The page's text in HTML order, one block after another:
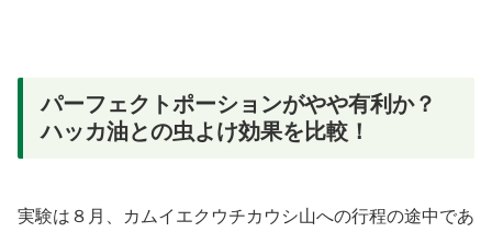
パーフェクトポーションがやや有利か？
ハッカ油との虫よけ効果を比較！
実験は８月、カムイエクウチカウシ山への行程の途中であ